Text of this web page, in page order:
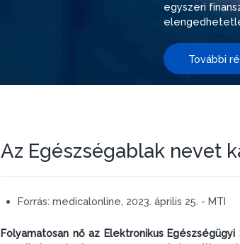
egyszeri
További
Az Egészségablak nevet
Forrás: medicalonline, 2023. április 25. - MTI
Folyamatosan nő az Elektronikus